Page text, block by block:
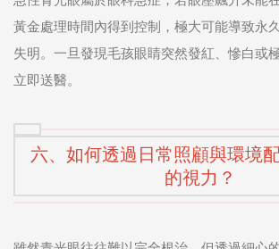
黃金處理時間內得到控制，極大可能導致永
失明。一旦發現毛孩眼睛突然發紅、慘白或
立即送醫。
六、如何透過日常照顧與環境
的視力？